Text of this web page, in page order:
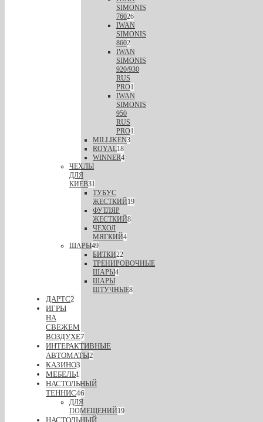
SIMONIS
76026
IWAN
SIMONIS
8602
IWAN
SIMONIS
920/930
RUS
PRO1
IWAN
SIMONIS
950
RUS
PRO1
MILLIKEN3
ROYAL18
WINNER4
ЧЕХЛЫ
ДЛЯ
КИЕВ31
ТУБУС
ЖЕСТКИЙ19
ФУТЛЯР
ЖЕСТКИЙ8
ЧЕХОЛ
МЯГКИЙ4
ШАРЫ49
БИТКИ22
ТРЕНИРОВОЧНЫЕ
ШАРЫ4
ШАРЫ
ШТУЧНЫЕ8
ДАРТС2
ИГРЫ
НА
СВЕЖЕМ
ВОЗДУХЕ7
ИНТЕРАКТИВНЫЕ
АВТОМАТЫ2
КАЗИНО3
МЕБЕЛЬ1
НАСТОЛЬНЫЙ
ТЕННИС46
ДЛЯ
ПОМЕЩЕНИЙ19
НАСТОЛЬНЫЙ